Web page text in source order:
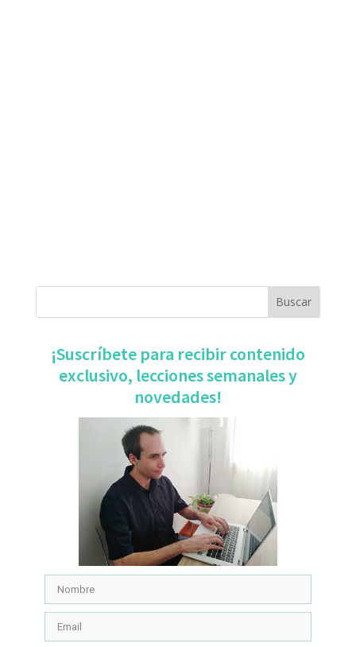
​¡Suscríbete para recibir contenido
exclusivo, ​lecciones semanales y
novedades!